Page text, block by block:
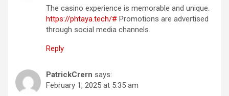
The casino experience is memorable and unique.
https://phtaya.tech/# Promotions are advertised
through social media channels.
Reply
PatrickCrern says:
February 1, 2025 at 5:35 am